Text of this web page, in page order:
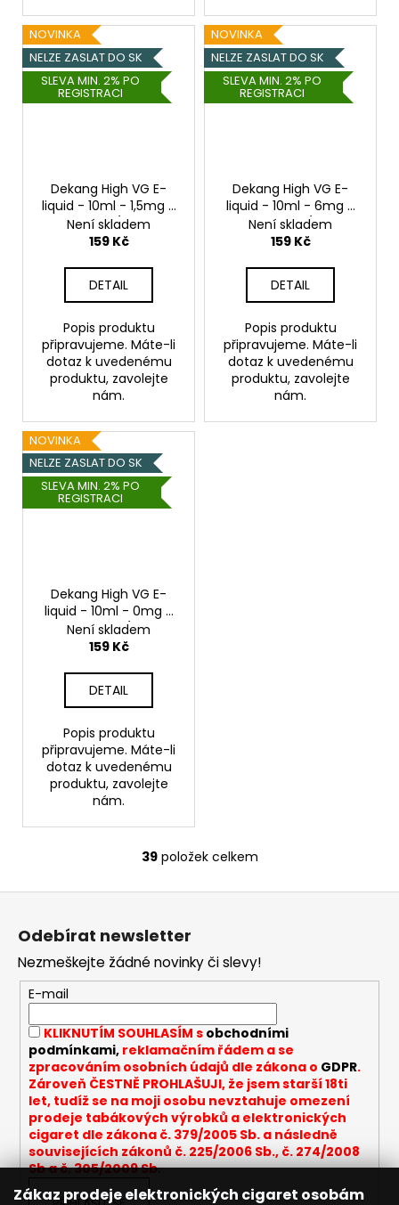
Zákaz prodeje elektronických cigaret osobám
NOVINKA
NELZE ZASLAT DO SK
SLEVA MIN. 2% PO
REGISTRACI
Dekang High VG E-
liquid - 10ml - 1,5mg -
Camornia (Tabák s
ořechy)
Není skladem
159 Kč
DETAIL
Popis produktu
připravujeme. Máte-li
dotaz k uvedenému
produktu, zavolejte
nám.
NOVINKA
NELZE ZASLAT DO SK
SLEVA MIN. 2% PO
REGISTRACI
Dekang High VG E-
liquid - 10ml - 6mg -
Berry Burst (Lesní
ovoce s jablkem)
Není skladem
159 Kč
DETAIL
Popis produktu
připravujeme. Máte-li
dotaz k uvedenému
produktu, zavolejte
nám.
NOVINKA
NELZE ZASLAT DO SK
SLEVA MIN. 2% PO
REGISTRACI
Dekang High VG E-
liquid - 10ml - 0mg -
Berry Burst (Lesní
ovoce s jablkem)
Není skladem
159 Kč
DETAIL
Popis produktu
připravujeme. Máte-li
dotaz k uvedenému
produktu, zavolejte
nám.
O
v
a
c
í
p
r
v
k
y
v
ý
p
s
39položek celkem
Odebírat newsletter
Nezmeškejte žádné novinky či slevy!
E-mail
KLIKNUTÍM SOUHLASÍM s obchodními
podmínkami,reklamačním řádem a se
zpracováním osobních údajů dle zákona o GDPR.
Zároveň ČESTNĚ PROHLAŠUJI, že jsem starší 18ti
let, tudíž se na moji osobu nevztahuje omezení
prodeje tabákových výrobků a elektronických
cigaret dle zákona č. 379/2005 Sb. a následně
souvisejících zákonů č. 225/2006 Sb., č. 274/2008
Sb a č. 305/2009 Sb.